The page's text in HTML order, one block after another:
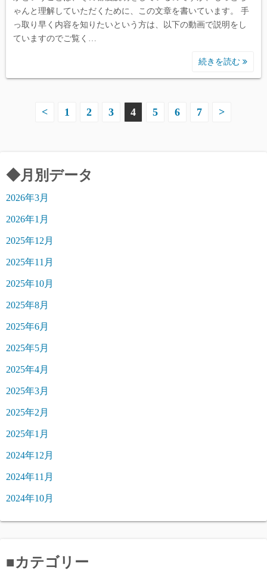
ゃんと理解していただくために、この文章を書いています。 手
っ取り早く内容を知りたいという方は、以下の動画で説明をし
ていますのでご覧く…
続きを読む
ペ
ー
< 1 2 3 4 5 6 7 >
◆月別データ
2026年3月
2026年1月
2025年12月
2025年11月
2025年10月
2025年8月
2025年6月
2025年5月
2025年4月
2025年3月
2025年2月
2025年1月
2024年12月
2024年11月
2024年10月
■カテゴリー